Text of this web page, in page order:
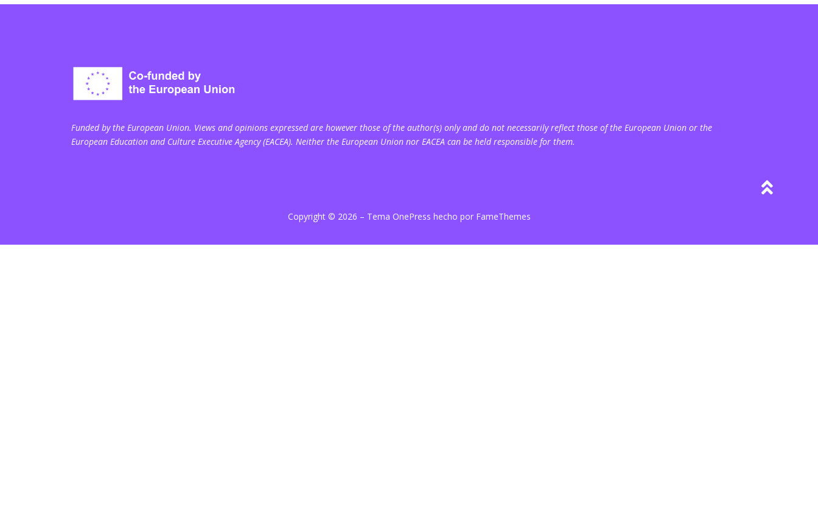
Funded by the European Union. Views and opinions expressed are however those of the author(s) only and do not necessarily reflect those of the European Union or the
European Education and Culture Executive Agency (EACEA). Neither the European Union nor EACEA can be held responsible for them.
Copyright © 2026 – Tema OnePress hecho por FameThemes